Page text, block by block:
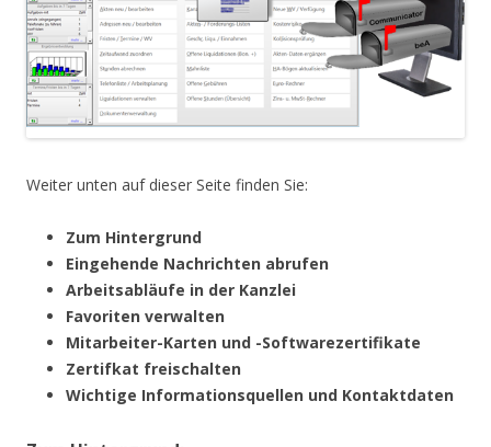
Weiter unten auf dieser Seite finden Sie:
Zum Hintergrund
Eingehende Nachrichten abrufen
Arbeitsabläufe in der Kanzlei
Favoriten verwalten
Mitarbeiter-Karten und -Softwarezertifikate
Zertifkat freischalten
Wichtige Informationsquellen und Kontaktdaten